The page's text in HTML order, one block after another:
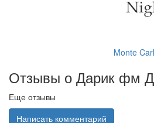
Monte
Отзывы о Дарик фм
Еще отзывы
Написать комментарий